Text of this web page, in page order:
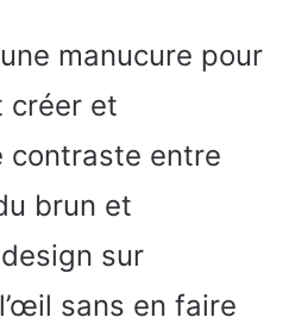
manucure pour
créer et
contraste entre
brun et
sur
sans en faire